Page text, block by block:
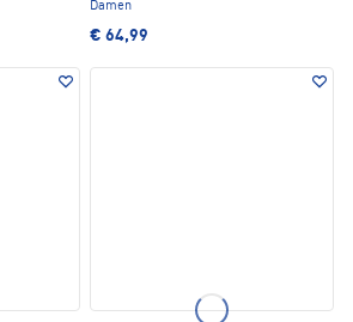
Damen
€ 64,99